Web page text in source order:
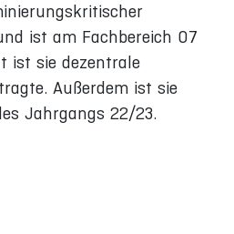
ist am Fachbereich 07
ist sie dezentrale
Außerdem ist sie
Jahrgangs 22/23.